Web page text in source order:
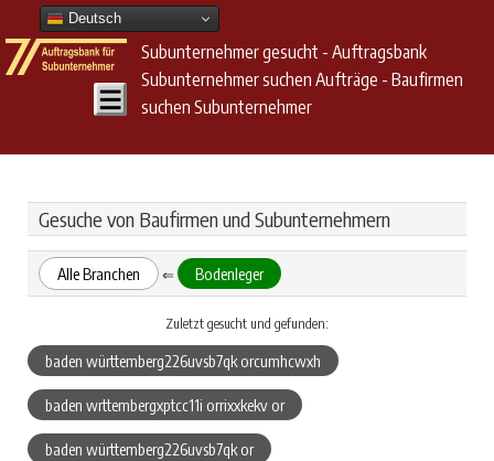
Deutsch
Subunternehmer gesucht - Auftragsbank
Subunternehmer suchen Aufträge - Baufirmen
suchen Subunternehmer
Gesuche von Baufirmen und Subunternehmern
Alle Branchen ⇐ Bodenleger
Zuletzt gesucht und gefunden:
baden württemberg226uvsb7qk orcumhcwxh
baden wrttembergxptcc11i orrixxkekv or
baden württemberg226uvsb7qk or